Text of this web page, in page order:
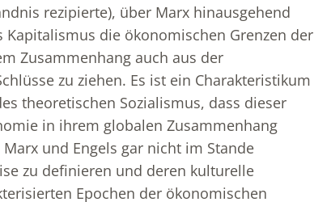
rezipierte), über Marx hinausgehend
die ökonomischen Grenzen der
Zusammenhang auch aus der
zu ziehen. Es ist ein Charakteristikum
theoretischen Sozialismus, dass dieser
in ihrem globalen Zusammenhang
und Engels gar nicht im Stande
zu definieren und deren kulturelle
Epochen der ökonomischen